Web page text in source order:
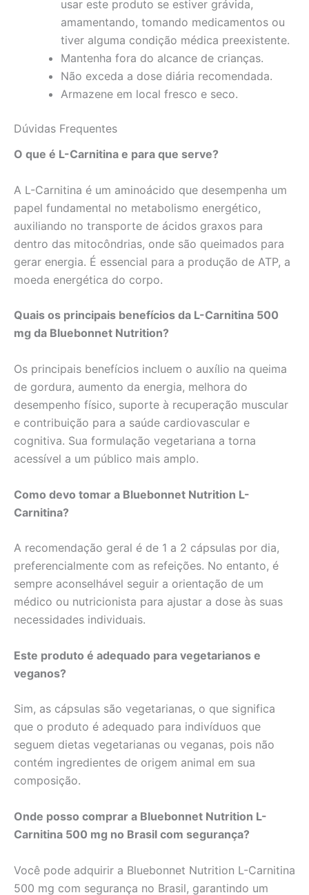
usar este produto se estiver grávida,
amamentando, tomando medicamentos ou
tiver alguma condição médica preexistente.
Mantenha fora do alcance de crianças.
Não exceda a dose diária recomendada.
Armazene em local fresco e seco.
Dúvidas Frequentes
O que é L-Carnitina e para que serve?
A L-Carnitina é um aminoácido que desempenha um
papel fundamental no metabolismo energético,
auxiliando no transporte de ácidos graxos para
dentro das mitocôndrias, onde são queimados para
gerar energia. É essencial para a produção de ATP, a
moeda energética do corpo.
Quais os principais benefícios da L-Carnitina 500
mg da Bluebonnet Nutrition?
Os principais benefícios incluem o auxílio na queima
de gordura, aumento da energia, melhora do
desempenho físico, suporte à recuperação muscular
e contribuição para a saúde cardiovascular e
cognitiva. Sua formulação vegetariana a torna
acessível a um público mais amplo.
Como devo tomar a Bluebonnet Nutrition L-
Carnitina?
A recomendação geral é de 1 a 2 cápsulas por dia,
preferencialmente com as refeições. No entanto, é
sempre aconselhável seguir a orientação de um
médico ou nutricionista para ajustar a dose às suas
necessidades individuais.
Este produto é adequado para vegetarianos e
veganos?
Sim, as cápsulas são vegetarianas, o que significa
que o produto é adequado para indivíduos que
seguem dietas vegetarianas ou veganas, pois não
contém ingredientes de origem animal em sua
composição.
Onde posso comprar a Bluebonnet Nutrition L-
Carnitina 500 mg no Brasil com segurança?
Você pode adquirir a Bluebonnet Nutrition L-Carnitina
500 mg com segurança no Brasil, garantindo um